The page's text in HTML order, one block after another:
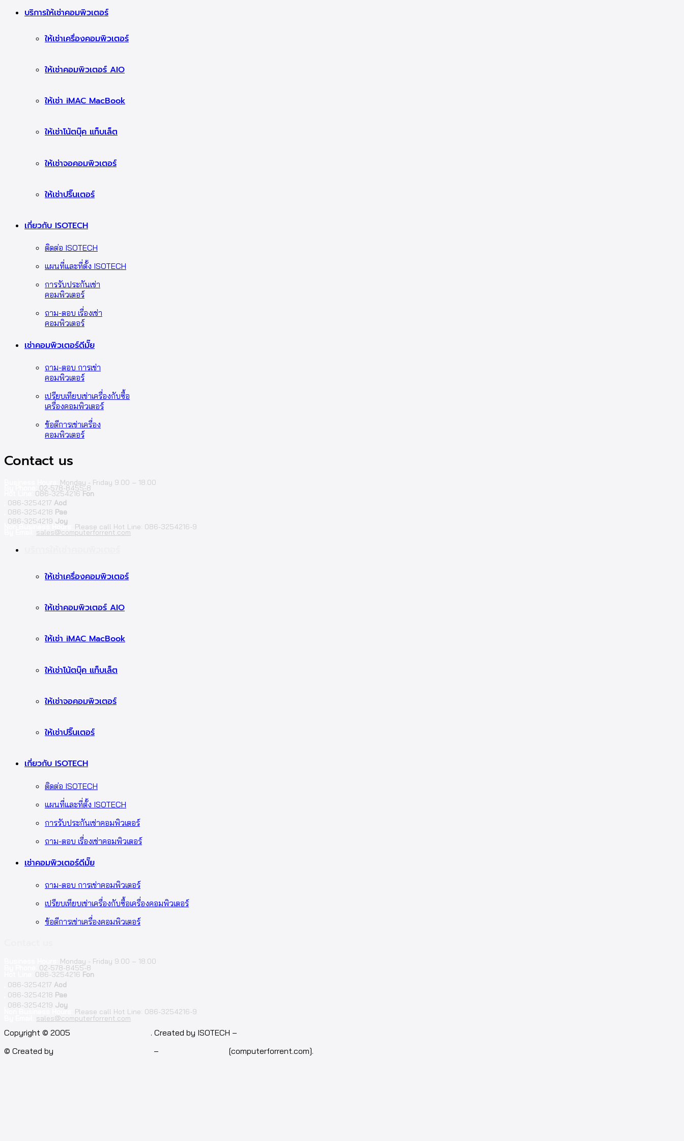
บริการให้เช่าคอมพิวเตอร์
ให้เช่าเครื่องคอมพิวเตอร์
ให้เช่าคอมพิวเตอร์ AIO
ให้เช่า iMAC MacBook
ให้เช่าโน้ตบุ๊ค แท็บเล็ต
ให้เช่าจอคอมพิวเตอร์
ให้เช่าปริ๊นเตอร์
เกี่ยวกับ ISOTECH
ติดต่อ ISOTECH
แผนที่และที่ตั้ง ISOTECH
การรับประกันเช่า
คอมพิวเตอร์
ถาม-ตอบ เรื่องเช่า
คอมพิวเตอร์
เช่าคอมพิวเตอร์ดีมั๊ย
ถาม-ตอบ การเช่า
คอมพิวเตอร์
เปรียบเทียบเช่าเครื่องกับซื้อ
เครื่องคอมพิวเตอร์
ข้อดีการเช่าเครื่อง
คอมพิวเตอร์
Contact us
Monday - Friday 9.00 – 18.00
02-578-8455-8
086-3254216Fon
086-3254217 Aod
086-3254218 Pae
086-3254219 Joy
Non Business Hours: Please call Hot Line: 086-3254216-9
sales@computerforrent.com
ให้เช่าเครื่องคอมพิวเตอร์
ให้เช่าคอมพิวเตอร์ AIO
ให้เช่า iMAC MacBook
ให้เช่าโน้ตบุ๊ค แท็บเล็ต
ให้เช่าจอคอมพิวเตอร์
ให้เช่าปริ๊นเตอร์
เกี่ยวกับ ISOTECH
ติดต่อ ISOTECH
แผนที่และที่ตั้ง ISOTECH
การรับประกันเช่าคอมพิวเตอร์
ถาม-ตอบ เรื่องเช่าคอมพิวเตอร์
เช่าคอมพิวเตอร์ดีมั๊ย
ถาม-ตอบ การเช่าคอมพิวเตอร์
เปรียบเทียบเช่าเครื่องกับซื้อเครื่องคอมพิวเตอร์
ข้อดีการเช่าเครื่องคอมพิวเตอร์
Monday - Friday 9.00 – 18.00
02-578-8455-8
086-3254216 Fon
086-3254217 Aod
086-3254218 Pae
086-3254219 Joy
Non Business Hours: Please call Hot Line: 086-3254216-9
sales@computerforrent.com
Facebook
Copyright © 2005
. Created by ISOTECH –
© Created by
– [computerforrent.com].